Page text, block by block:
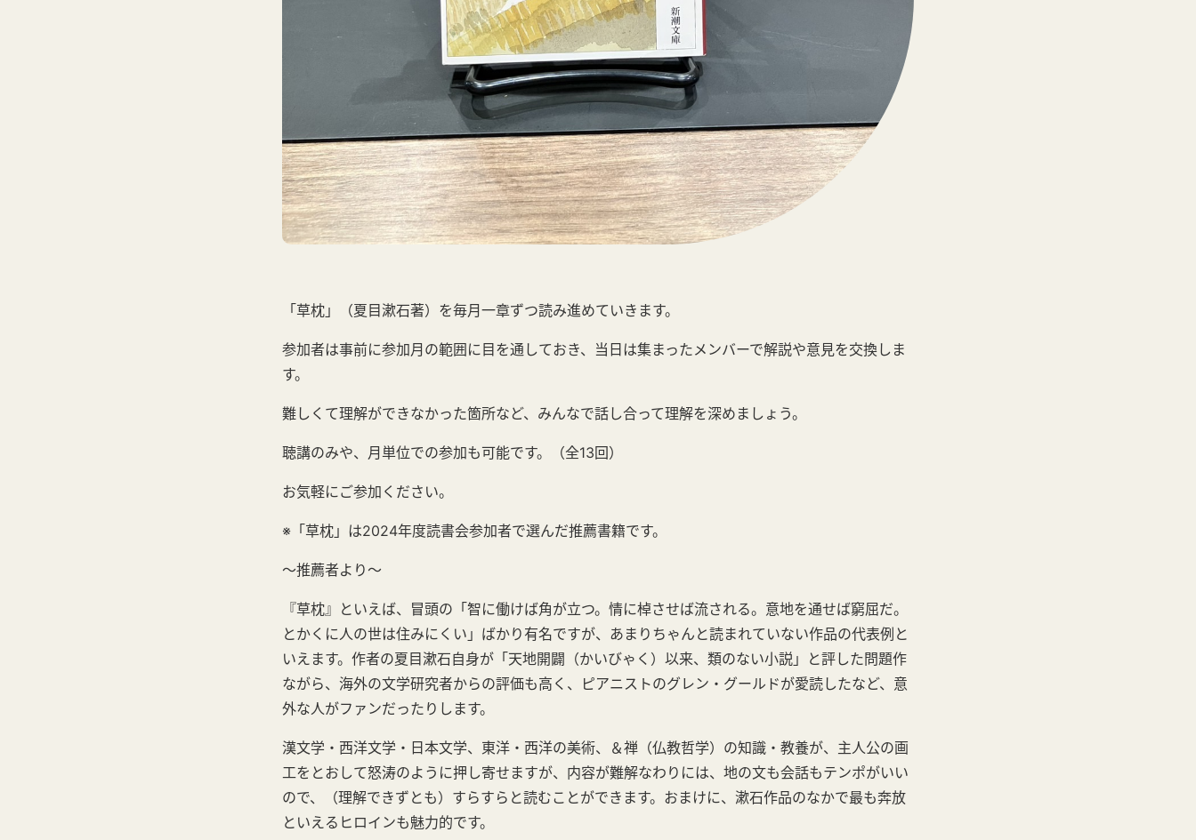
「草枕」（夏目漱石著）を毎月一章ずつ読み進めていきます。
参加者は事前に参加月の範囲に目を通しておき、当日は集まったメンバーで解説や意見を交換しま
す。
難しくて理解ができなかった箇所など、みんなで話し合って理解を深めましょう。
聴講のみや、月単位での参加も可能です。（全13回）
お気軽にご参加ください。
※「草枕」は2024年度読書会参加者で選んだ推薦書籍です。
～推薦者より～
『草枕』といえば、冒頭の「智に働けば角が立つ。情に棹させば流される。意地を通せば窮屈だ。
とかくに人の世は住みにくい」ばかり有名ですが、あまりちゃんと読まれていない作品の代表例と
いえます。作者の夏目漱石自身が「天地開闢（かいびゃく）以来、類のない小説」と評した問題作
ながら、海外の文学研究者からの評価も高く、ピアニストのグレン・グールドが愛読したなど、意
外な人がファンだったりします。
漢文学・西洋文学・日本文学、東洋・西洋の美術、＆禅（仏教哲学）の知識・教養が、主人公の画
工をとおして怒涛のように押し寄せますが、内容が難解なわりには、地の文も会話もテンポがいい
ので、（理解できずとも）すらすらと読むことができます。おまけに、漱石作品のなかで最も奔放
といえるヒロインも魅力的です。